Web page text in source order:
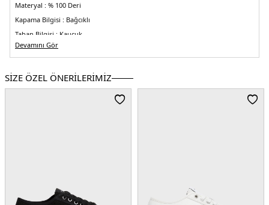
Materyal : % 100 Deri
Kapama Bilgisi : Bağcıklı
Taban Bilgisi : Kauçuk
Taban Yüksekliği :
Üretim Yeri :Portekiz
5DE2YW0YW01928BEH.07
Devamını Gör
SİZE ÖZEL ÖNERİLERİMİZ